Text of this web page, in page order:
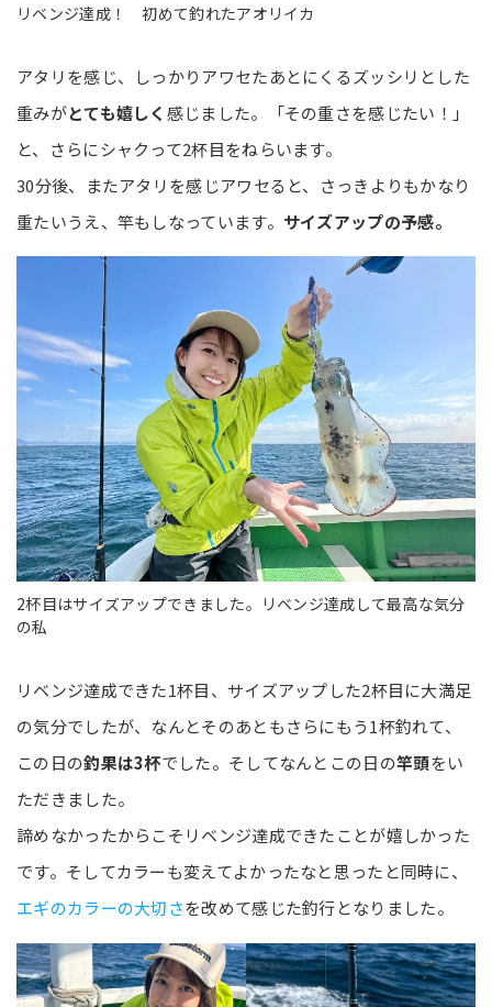
リベンジ達成！ 初めて釣れたアオリイカ
アタリを感じ、しっかりアワセたあとにくるズッシリとした
重みがとても嬉しく 感じました。「その重さを感じたい！」
と、さらにシャクって2杯目をねらいます。
30分後、またアタリを感じアワセると、さっきよりもかなり
重たいうえ、竿もしなっています。 サイズアップの予感。
2杯目はサイズアップできました。リベンジ達成して最高な気分
の私
リベンジ達成できた1杯目、サイズアップした2杯目に大満足
の気分でしたが、なんとそのあともさらにもう1杯釣れて、
この日の釣果は3杯でした。そしてなんとこの日の竿頭をい
ただきました。
諦めなかったからこそリベンジ達成できたことが嬉しかった
です。そしてカラーも変えてよかったなと思ったと同時に、
エギのカラーの大切さを改めて感じた釣行となりました。